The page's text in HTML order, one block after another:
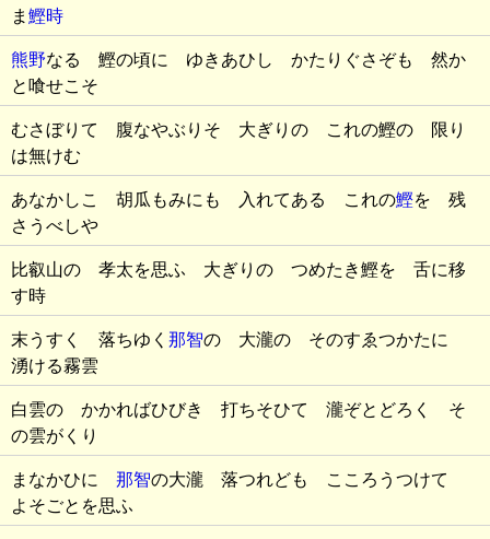
ま 鰹時
熊野なる 鰹の頃に ゆきあひし かたりぐさぞも 然か
と喰せこそ
むさぼりて 腹なやぶりそ 大ぎりの これの鰹の 限り
は無けむ
あなかしこ 胡瓜もみにも 入れてある これの鰹を 残
さうべしや
比叡山の 孝太を思ふ 大ぎりの つめたき鰹を 舌に移
す時
末うすく 落ちゆく 那智の 大瀧の そのすゑつかたに
湧ける霧雲
白雲の かかればひびき 打ちそひて 瀧ぞとどろく そ
の雲がくり
まなかひに 那智の大瀧 落つれども こころうつけて
よそごとを思ふ